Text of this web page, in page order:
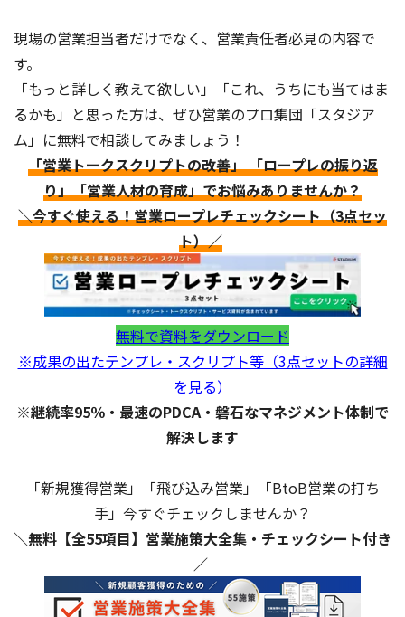
現場の営業担当者だけでなく、営業責任者必見の内容で
す。
「もっと詳しく教えて欲しい」「これ、うちにも当てはま
るかも」と思った方は、ぜひ営業のプロ集団「スタジア
ム」に無料で相談してみましょう！
「営業トークスクリプトの改善」 「ロープレの振り返
り」「営業人材の育成」でお悩みありませんか？
＼今すぐ使える！営業ロープレチェックシート（3点セッ
ト）／
無料で資料をダウンロード
※成果の出たテンプレ・スクリプト等（3点セットの詳細
を見る）
※継続率95％・最速のPDCA・磐石なマネジメント体制で
解決します
「新規獲得営業」「飛び込み営業」「BtoB営業の打ち
手」今すぐチェックしませんか？
＼無料【全55項目】営業施策大全集・チェックシート付き
／